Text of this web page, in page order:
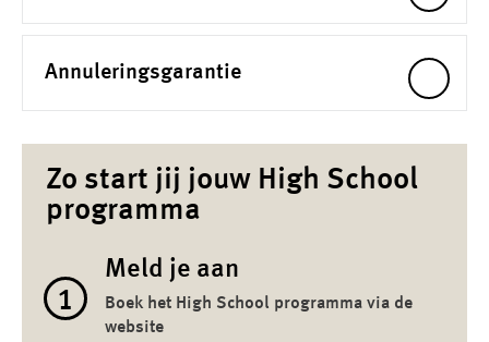
Annuleringsgarantie
Zo start jij jouw High School
programma
1
Meld je aan
Boek het High School programma via de
website